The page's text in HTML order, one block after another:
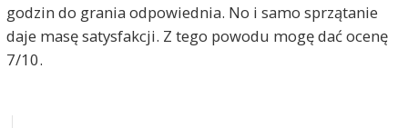
godzin do grania odpowiednia. No i samo sprzątanie
daje masę satysfakcji. Z tego powodu mogę dać ocenę
7/10.